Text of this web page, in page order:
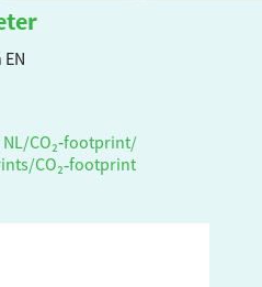
EN
/CO₂‑footprint/
/CO₂‑footprint